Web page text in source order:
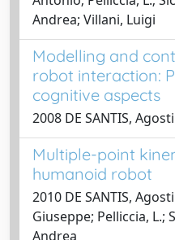
Andrea; Villani, Luigi
Modelling and
robot interaction:
cognitive aspects
2008 DE SANTIS,
Multiple-point
humanoid robot
2010 DE SANTIS,
Giuseppe; Pelliccia, L.;
Andrea